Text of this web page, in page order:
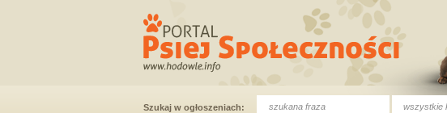
Szukaj w ogłoszeniach: wszystkie